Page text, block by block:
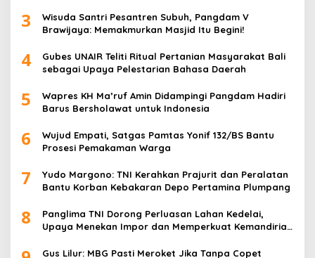
3
Wisuda Santri Pesantren Subuh, Pangdam V
Brawijaya: Memakmurkan Masjid Itu Begini!
4
Gubes UNAIR Teliti Ritual Pertanian Masyarakat Bali
sebagai Upaya Pelestarian Bahasa Daerah
5
Wapres KH Ma’ruf Amin Didampingi Pangdam Hadiri
Barus Bersholawat untuk Indonesia
6
Wujud Empati, Satgas Pamtas Yonif 132/BS Bantu
Prosesi Pemakaman Warga
7
Yudo Margono: TNI Kerahkan Prajurit dan Peralatan
Bantu Korban Kebakaran Depo Pertamina Plumpang
8
Panglima TNI Dorong Perluasan Lahan Kedelai,
Upaya Menekan Impor dan Memperkuat Kemandirian
Gus Lilur: MBG Pasti Meroket Jika Tanpa Copet